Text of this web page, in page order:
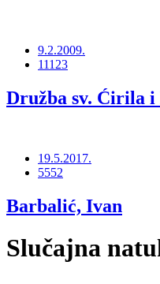
9.2.2009.
11123
Družba sv. Ćirila
19.5.2017.
5552
Barbalić, Ivan
Slučajna